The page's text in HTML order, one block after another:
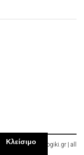
Κλείσιμο| diatroflogiki.gr | all